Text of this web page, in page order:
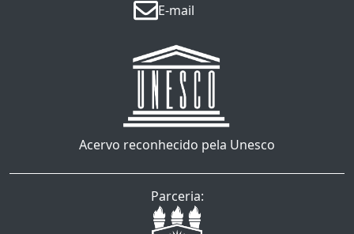
E-mail
Acervo reconhecido pela Unesco
Parceria: